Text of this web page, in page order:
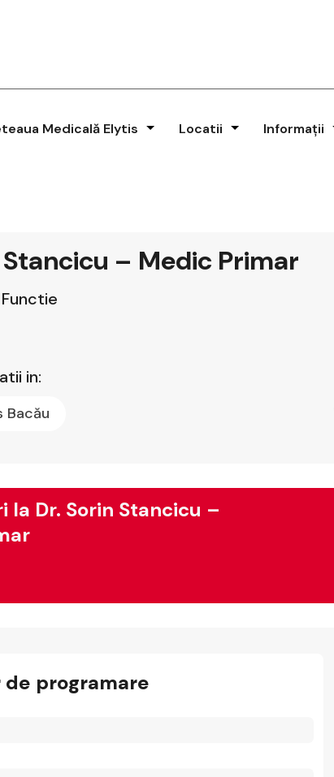
Medicală Elytis Locatii Informații
Stancicu – Medic Primar
in:
Bacău
la Dr. Sorin Stancicu –
de programare